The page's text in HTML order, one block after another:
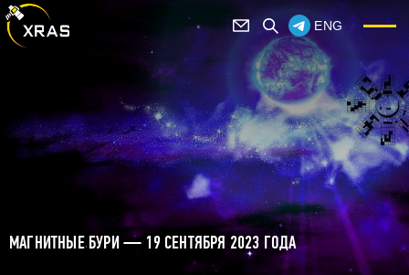
ENG
МАГНИТНЫЕ БУРИ — 19 СЕНТЯБРЯ 2023 ГОДА